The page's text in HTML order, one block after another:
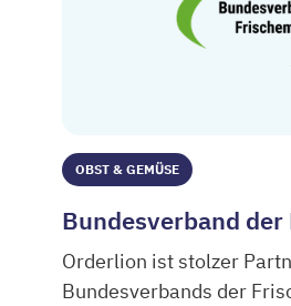
OBST & GEMÜSE
Bundesverband
Orderlion ist stolzer
Bundesverbands der